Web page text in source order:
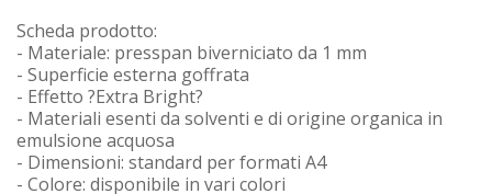
Scheda prodotto:
- Materiale: presspan biverniciato da 1 mm
- Superficie esterna goffrata
- Effetto ?Extra Bright?
- Materiali esenti da solventi e di origine organica in
emulsione acquosa
- Dimensioni: standard per formati A4
- Colore: disponibile in vari colori